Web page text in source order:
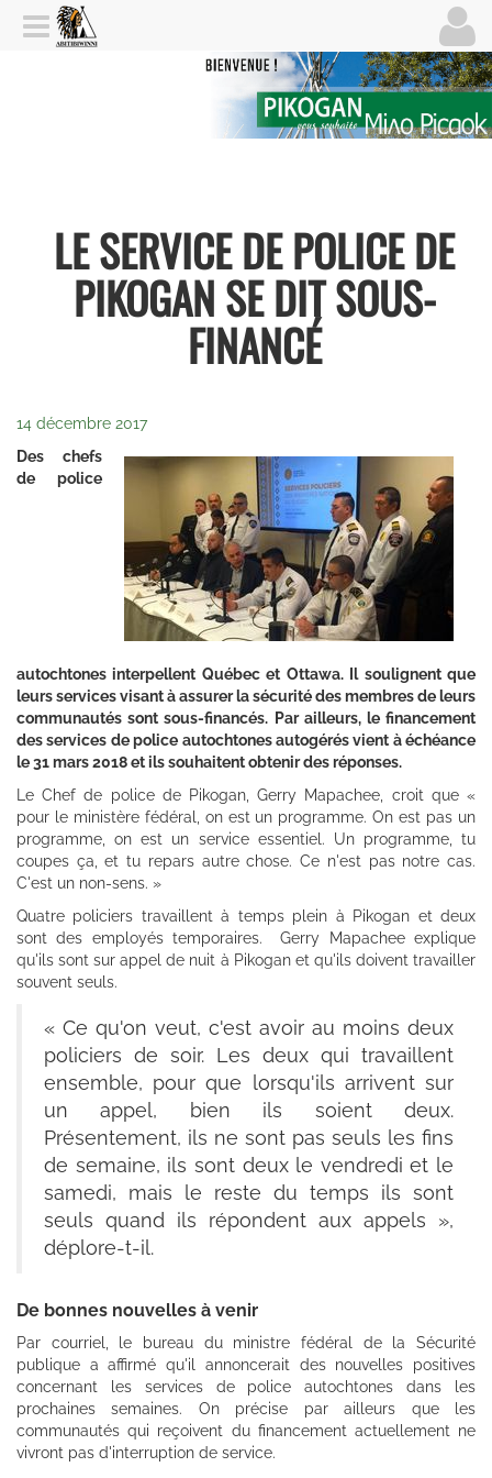
LE SERVICE DE POLICE DE
PIKOGAN SE DIT SOUS-
FINANCÉ
14 décembre 2017
Des chefs
de police
autochtones interpellent Québec et Ottawa. Il soulignent que
leurs services visant à assurer la sécurité des membres de leurs
communautés sont sous-financés. Par ailleurs, le financement
des services de police autochtones autogérés vient à échéance
le 31 mars 2018 et ils souhaitent obtenir des réponses.
Le Chef de police de Pikogan, Gerry Mapachee, croit que «
pour le ministère fédéral, on est un programme. On est pas un
programme, on est un service essentiel. Un programme, tu
coupes ça, et tu repars autre chose. Ce n'est pas notre cas.
C'est un non-sens. »
Quatre policiers travaillent à temps plein à Pikogan et deux
sont des employés temporaires. Gerry Mapachee explique
qu'ils sont sur appel de nuit à Pikogan et qu'ils doivent travailler
souvent seuls.
« Ce qu'on veut, c'est avoir au moins deux
policiers de soir. Les deux qui travaillent
ensemble, pour que lorsqu'ils arrivent sur
un appel, bien ils soient deux.
Présentement, ils ne sont pas seuls les fins
de semaine, ils sont deux le vendredi et le
samedi, mais le reste du temps ils sont
seuls quand ils répondent aux appels »,
déplore-t-il.
De bonnes nouvelles à venir
Par courriel, le bureau du ministre fédéral de la Sécurité
publique a affirmé qu'il annoncerait des nouvelles positives
concernant les services de police autochtones dans les
prochaines semaines. On précise par ailleurs que les
communautés qui reçoivent du financement actuellement ne
vivront pas d'interruption de service.